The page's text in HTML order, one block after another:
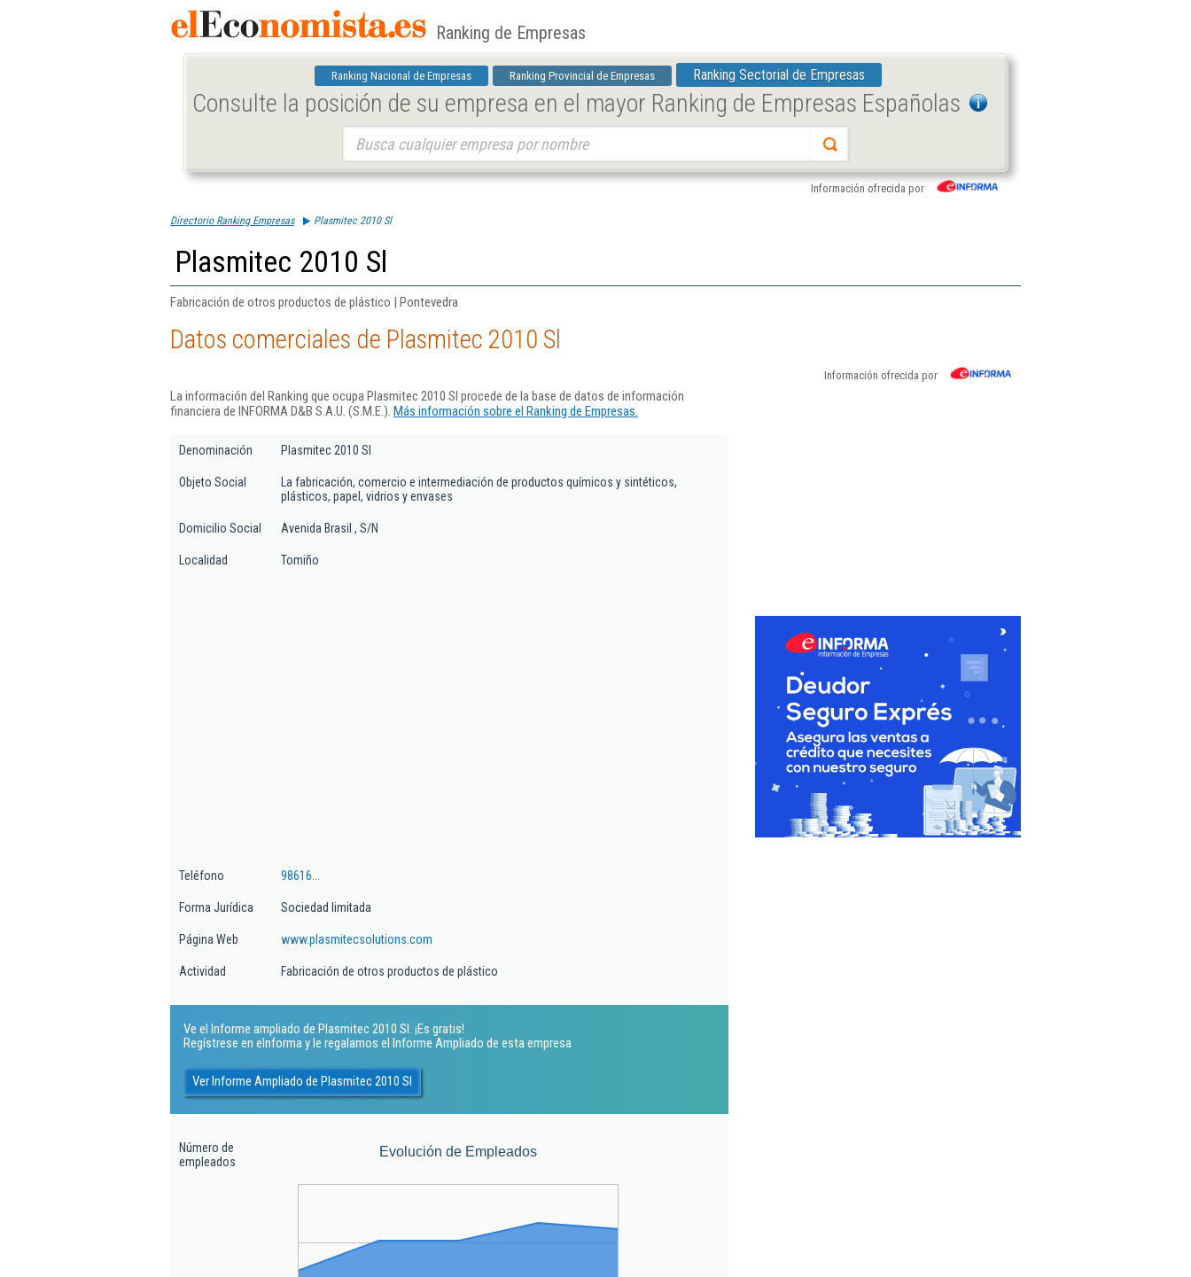
Ranking de Empresas
Ranking Nacional de Empresas Ranking Provincial de Empresas Ranking Sectorial de Empresas
Consulte la posición de su empresa en el mayor Ranking de Empresas Españolas
Información ofrecida por
Directorio Ranking Empresas Plasmitec 2010 Sl
Plasmitec 2010 Sl
Fabricación de otros productos de plástico | Pontevedra
Datos comerciales de Plasmitec 2010 Sl
Información ofrecida por
La información del Ranking que ocupa Plasmitec 2010 Sl procede de la base de datos de información
financiera de INFORMA D&B S.A.U. (S.M.E.). Más información sobre el Ranking de Empresas.
Denominación Plasmitec 2010 Sl
Objeto Social
La fabricación, comercio e intermediación de productos químicos y sintéticos,
plásticos, papel, vidrios y envases
Domicilio Social Avenida Brasil , S/N
Localidad Tomiño
Teléfono 98616...
Forma Jurídica Sociedad limitada
Página Web www.plasmitecsolutions.com
Actividad Fabricación de otros productos de plástico
Ve el Informe ampliado de Plasmitec 2010 Sl. ¡Es gratis!
Regístrese en eInforma y le regalamos el Informe Ampliado de esta empresa
Ver Informe Ampliado de Plasmitec 2010 Sl
Número de
empleados
Evolución de Empleados